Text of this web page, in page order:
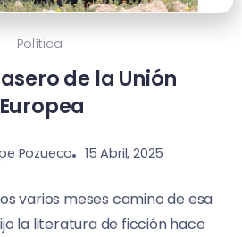
Política
de la Unión
Europea
Pozueco 15 Abril, 2025
varios meses camino de esa
la literatura de ficción hace